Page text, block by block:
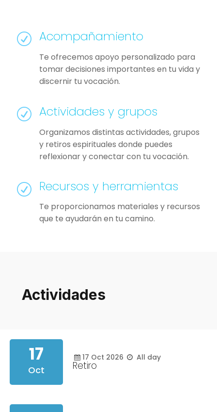
R Acompañamiento
Te ofrecemos apoyo personalizado para
tomar decisiones importantes en tu vida y
discernir tu vocación.
R Actividades y grupos
Organizamos distintas actividades, grupos
y retiros espirituales donde puedes
reflexionar y conectar con tu vocación.
R Recursos y herramientas
Te proporcionamos materiales y recursos
que te ayudarán en tu camino.
Actividades
17
Oct
17 Oct 2026 All day
Retiro